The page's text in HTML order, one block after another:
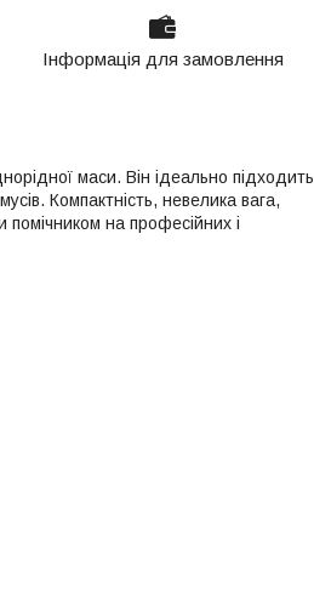
Інформація для замовлення
маси. Він ідеально підходить
Компактність, невелика вага,
помічником на професійних і